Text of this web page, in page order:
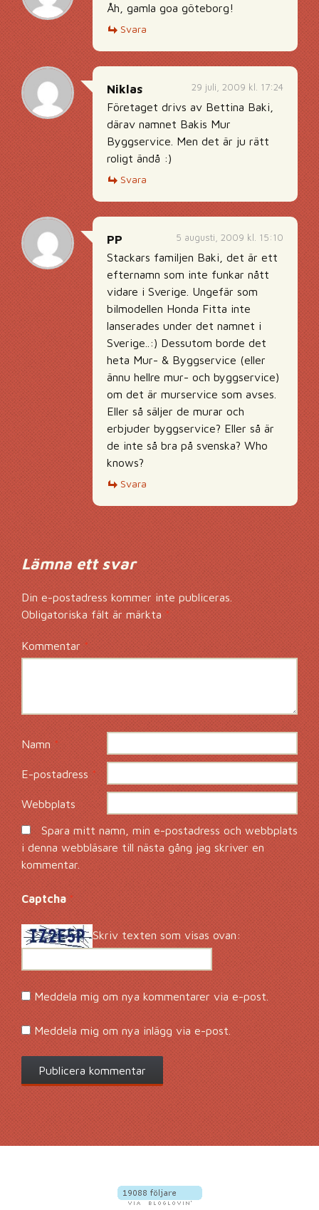
Åh, gamla goa göteborg!
Svara
29 juli, 2009 kl. 17:24
Niklas
Företaget drivs av Bettina Baki,
därav namnet Bakis Mur
Byggservice. Men det är ju rätt
roligt ändå :)
Svara
5 augusti, 2009 kl. 15:10
PP
Stackars familjen Baki, det är ett
efternamn som inte funkar nått
vidare i Sverige. Ungefär som
bilmodellen Honda Fitta inte
lanserades under det namnet i
Sverige..:) Dessutom borde det
heta Mur- & Byggservice (eller
ännu hellre mur- och byggservice)
om det är murservice som avses.
Eller så säljer de murar och
erbjuder byggservice? Eller så är
de inte så bra på svenska? Who
knows?
Svara
Lämna ett svar
Din e-postadress kommer inte publiceras.
Obligatoriska fält är märkta *
Kommentar*
Namn *
E-postadress*
Webbplats
Spara mitt namn, min e-postadress och webbplats
i denna webbläsare till nästa gång jag skriver en
kommentar.
Captcha*
Skriv texten som visas ovan:
Meddela mig om nya kommentarer via e-post.
Meddela mig om nya inlägg via e-post.